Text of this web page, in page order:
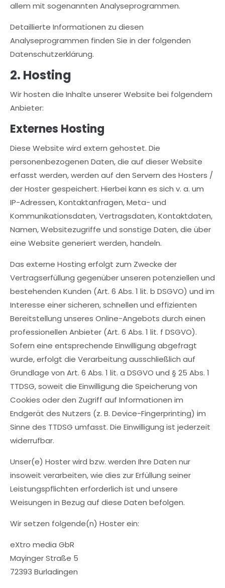
allem mit sogenannten Analyseprogrammen.
Detaillierte Informationen zu diesen
Analyseprogrammen finden Sie in der folgenden
Datenschutzerklärung.
2. Hosting
Wir hosten die Inhalte unserer Website bei folgendem
Anbieter:
Externes Hosting
Diese Website wird extern gehostet. Die
personenbezogenen Daten, die auf dieser Website
erfasst werden, werden auf den Servern des Hosters /
der Hoster gespeichert. Hierbei kann es sich v. a. um
IP-Adressen, Kontaktanfragen, Meta- und
Kommunikationsdaten, Vertragsdaten, Kontaktdaten,
Namen, Websitezugriffe und sonstige Daten, die über
eine Website generiert werden, handeln.
Das externe Hosting erfolgt zum Zwecke der
Vertragserfüllung gegenüber unseren potenziellen und
bestehenden Kunden (Art. 6 Abs. 1 lit. b DSGVO) und im
Interesse einer sicheren, schnellen und effizienten
Bereitstellung unseres Online-Angebots durch einen
professionellen Anbieter (Art. 6 Abs. 1 lit. f DSGVO).
Sofern eine entsprechende Einwilligung abgefragt
wurde, erfolgt die Verarbeitung ausschließlich auf
Grundlage von Art. 6 Abs. 1 lit. a DSGVO und § 25 Abs. 1
TTDSG, soweit die Einwilligung die Speicherung von
Cookies oder den Zugriff auf Informationen im
Endgerät des Nutzers (z. B. Device-Fingerprinting) im
Sinne des TTDSG umfasst. Die Einwilligung ist jederzeit
widerrufbar.
Unser(e) Hoster wird bzw. werden Ihre Daten nur
insoweit verarbeiten, wie dies zur Erfüllung seiner
Leistungspflichten erforderlich ist und unsere
Weisungen in Bezug auf diese Daten befolgen.
Wir setzen folgende(n) Hoster ein:
eXtro media GbR
Mayinger Straße 5
72393 Burladingen